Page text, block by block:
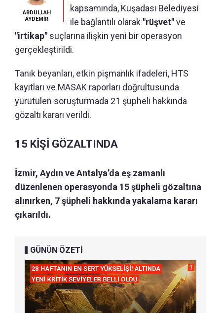
ABDULLAH
AYDEMİR
kapsamında, Kuşadası Belediyesi
ile bağlantılı olarak "rüşvet"ve
"irtikap" suçlarına ilişkin yeni bir operasyon
gerçekleştirildi.
Tanık beyanları, etkin pişmanlık ifadeleri, HTS
kayıtları ve MASAK raporları doğrultusunda
yürütülen soruşturmada 21 şüpheli hakkında
gözaltı kararı verildi.
15 KİŞİ GÖZALTINDA
İzmir, Aydın ve Antalya’da eş zamanlı
düzenlenen operasyonda 15 şüpheli gözaltına
alınırken, 7 şüpheli hakkında yakalama kararı
çıkarıldı.
GÜNÜN ÖZETİ